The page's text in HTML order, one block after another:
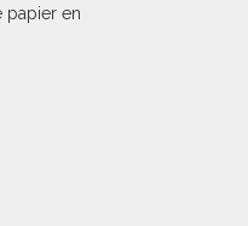
papier en